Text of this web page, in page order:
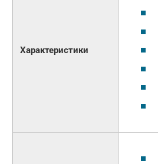
Характеристики